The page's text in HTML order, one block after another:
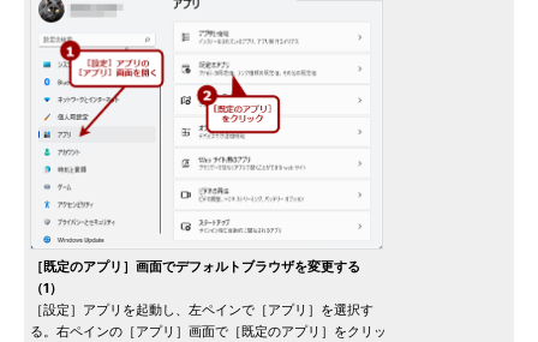
［既定のアプリ］画面でデフォルトブラウザを変更する
（1）
［設定］アプリを起動し、左ペインで［アプリ］を選択す
る。右ペインの［アプリ］画面で［既定のアプリ］をクリッ